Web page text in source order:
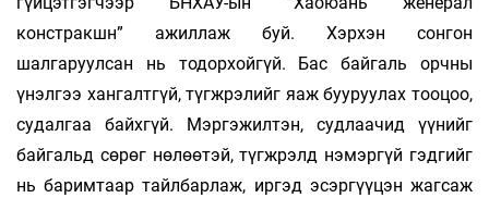
констракшн” ажиллаж буй. Хэрхэн сонгон
шалгаруулсан нь тодорхойгүй. Бас байгаль орчны
үнэлгээ хангалтгүй, түгжрэлийг яаж бууруулах тооцоо,
судалгаа байхгүй. Мэр­­гэжилтэн, судлаачид үүнийг
байгальд сөрөг нөлөөтэй, түгжрэлд нэмэргүй гэдгийг
нь баримтаар тайлбарлаж, иргэд эсэргүүцэн жагсаж